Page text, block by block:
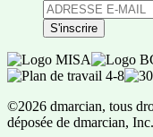
©2026 dmarcian, tous
déposée de dmarcian, Inc.